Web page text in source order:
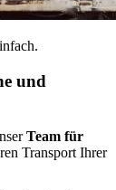
und
Team für
Transport Ihrer